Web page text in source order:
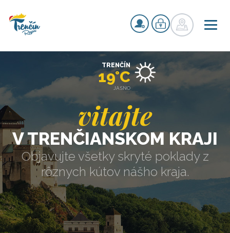
vitajte
V TRENČIANSKOM KRAJI
Objavujte všetky skryté poklady z
rôznych kútov nášho kraja.
TRENČÍN
19°C
JASNO